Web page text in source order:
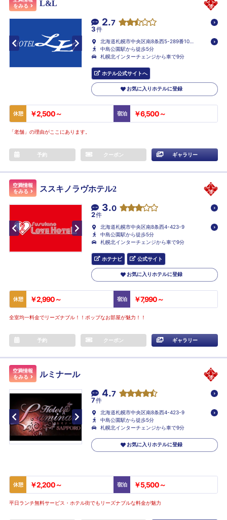
をみる
L&L
2.7
3件
北海道札幌市中央区南8条西5-289番101
号
中島公園駅から徒歩5分
札幌北インターチェンジから車で9分
ホテル公式サイトへ
お気に入りホテルに登録
休憩 ￥2,500～ 宿泊 ￥6,500～
「老舗」の理由がここにあります。
予約 クーポン ギャラリー
空満情報
をみる
ススキノラヴホテル2
3.0
2件
北海道札幌市中央区南8条西4-423-9
中島公園駅から徒歩5分
札幌北インターチェンジから車で9分
ホテナビ 公式サイト
お気に入りホテルに登録
休憩 ￥2,990～ 宿泊 ￥7,990～
全室均一料金でリーズナブル！！ポップなお部屋が魅力！！
予約 クーポン ギャラリー
空満情報
をみる
ルミナール
4.7
7件
北海道札幌市中央区南8条西4-423-9
中島公園駅から徒歩5分
札幌北インターチェンジから車で9分
お気に入りホテルに登録
休憩 ￥2,200～ 宿泊 ￥5,500～
平日ランチ無料サービス・ホテル街でもリーズナブルな料金が魅力